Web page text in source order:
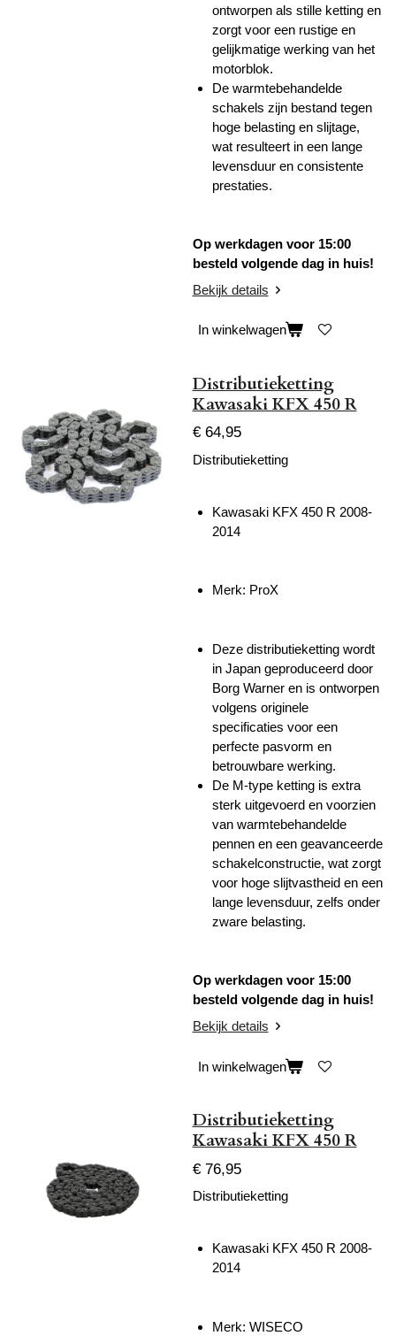
ontworpen als stille ketting en
zorgt voor een rustige en
gelijkmatige werking van het
motorblok.
De warmtebehandelde
schakels zijn bestand tegen
hoge belasting en slijtage,
wat resulteert in een lange
levensduur en consistente
prestaties.
Op werkdagen voor 15:00
besteld volgende dag in huis!
Bekijk details
In winkelwagen
Distributieketting
Kawasaki KFX 450 R
€ 64,95
Distributieketting
Kawasaki KFX 450 R 2008-
2014
Merk: ProX
Deze distributieketting wordt
in Japan geproduceerd door
Borg Warner en is ontworpen
volgens originele
specificaties voor een
perfecte pasvorm en
betrouwbare werking.
De M-type ketting is extra
sterk uitgevoerd en voorzien
van warmtebehandelde
pennen en een geavanceerde
schakelconstructie, wat zorgt
voor hoge slijtvastheid en een
lange levensduur, zelfs onder
zware belasting.
Op werkdagen voor 15:00
besteld volgende dag in huis!
Bekijk details
In winkelwagen
Distributieketting
Kawasaki KFX 450 R
€ 76,95
Distributieketting
Kawasaki KFX 450 R 2008-
2014
Merk: WISECO